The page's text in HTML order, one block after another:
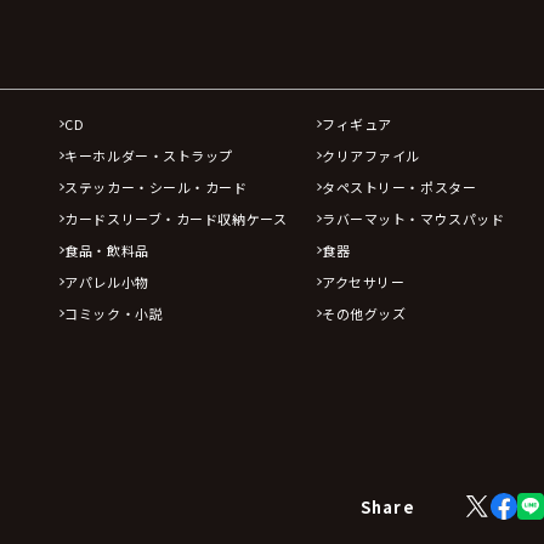
CD
フィギュア
キーホルダー・ストラップ
クリアファイル
ステッカー・シール・カード
タペストリー・ポスター
カードスリーブ・カード収納ケース
ラバーマット・マウスパッド
食品・飲料品
食器
アパレル小物
アクセサリー
コミック・小説
その他グッズ
Share
X
(Twitter)